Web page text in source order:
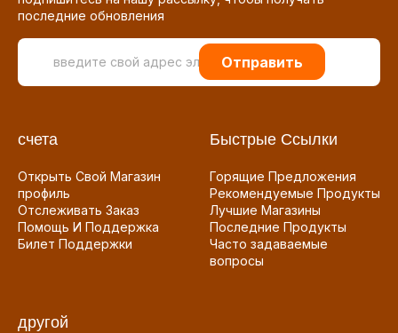
последние обновления
Отправить
счета
Открыть Свой Магазин
профиль
Отслеживать Заказ
Помощь И Поддержка
Билет Поддержки
Быстрые Ссылки
Горящие Предложения
Рекомендуемые Продукты
Лучшие Магазины
Последние Продукты
Часто задаваемые
вопросы
другой